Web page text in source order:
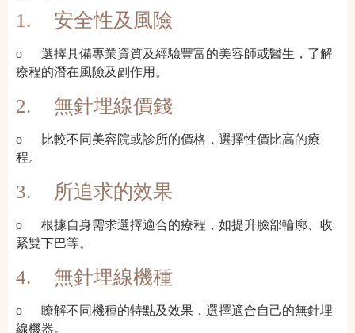
1. 安全性及風險
o
選擇具備專業資質及經驗豐富的美容師或醫生，了解
療程的潛在風險及副作用。
2. 無針埋線價錢
o
比較不同美容院或診所的價格，選擇性價比高的療
程。
3. 所追求的效果
o
根據自身需求選擇適合的療程，如提升臉部輪廓、收
緊雙下巴等。
4. 無針埋線機種
o
瞭解不同機種的特點及效果，選擇適合自己的無針埋
線機器。